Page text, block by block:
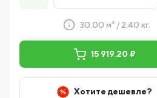
30.00 м² / 2.40 кг.
15 919.20 ₽
Хотите дешевле?